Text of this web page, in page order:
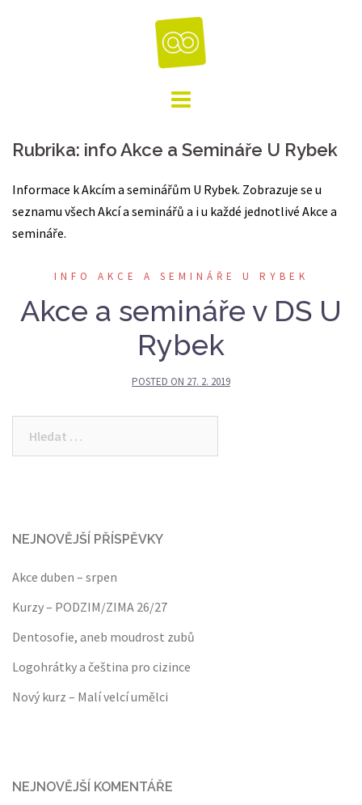
Rubrika: info Akce a Semináře U Rybek
Informace k Akcím a seminářům U Rybek. Zobrazuje se u
seznamu všech Akcí a seminářů a i u každé jednotlivé Akce a
semináře.
INFO AKCE A SEMINÁŘE U RYBEK
Akce a semináře v DS U
Rybek
POSTED ON 27. 2. 2019
NEJNOVĚJŠÍ PŘÍSPĚVKY
Akce duben – srpen
Kurzy – PODZIM/ZIMA 26/27
Dentosofie, aneb moudrost zubů
Logohrátky a čeština pro cizince
Nový kurz – Malí velcí umělci
NEJNOVĚJŠÍ KOMENTÁŘE